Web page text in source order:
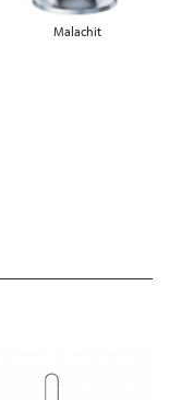
Malachit